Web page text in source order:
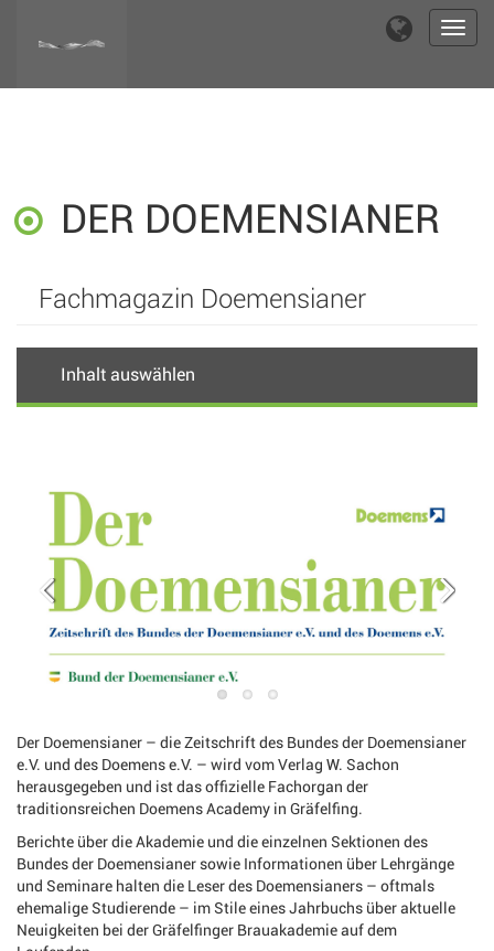
DER DOEMENSIANER
Fachmagazin Doemensianer
Inhalt auswählen
Der Doemensianer – die Zeitschrift des Bundes der Doemensianer
e.V. und des Doemens e.V. – wird vom Verlag W. Sachon
herausgegeben und ist das offizielle Fachorgan der
traditionsreichen Doemens Academy in Gräfelfing.
Berichte über die Akademie und die einzelnen Sektionen des
Bundes der Doemensianer sowie Informationen über Lehrgänge
und Seminare halten die Leser des Doemensianers – oftmals
ehemalige Studierende – im Stile eines Jahrbuchs über aktuelle
Neuigkeiten bei der Gräfelfinger Brauakademie auf dem